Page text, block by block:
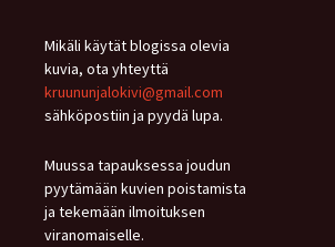
Mikäli käytät blogissa olevia
kuvia, ota yhteyttä
kruununjalokivi@gmail.com
sähköpostiin ja pyydä lupa.
Muussa tapauksessa joudun
pyytämään kuvien poistamista
ja tekemään ilmoituksen
viranomaiselle.